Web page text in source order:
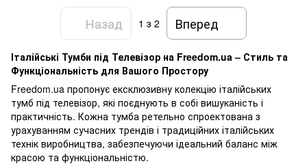
Назад 1 з 2 Вперед
Італійські Тумби під Телевізор на Freedom.ua – Стиль та
Функціональність для Вашого Простору
Freedom.ua пропонує ексклюзивну колекцію італійських
тумб під телевізор, які поєднують в собі вишуканість і
практичність. Кожна тумба ретельно спроектована з
урахуванням сучасних трендів і традиційних італійських
технік виробництва, забезпечуючи ідеальний баланс між
красою та функціональністю.